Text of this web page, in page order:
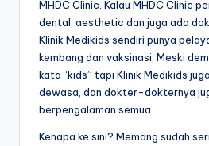
MHDC Clinic. Kalau MHDC Clinic
dental, aesthetic dan juga ada
Klinik Medikids sendiri punya
kembang dan vaksinasi. Meski
kata “kids” tapi Klinik Medikids
dewasa, dan dokter-dokternya
berpengalaman semua.
Kenapa ke sini? Memang sudah